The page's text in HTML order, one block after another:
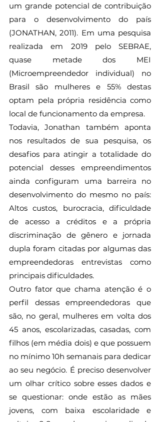
um grande potencial de contribuição
para o desenvolvimento do país
(JONATHAN, 2011). Em uma pesquisa
realizada em 2019 pelo SEBRAE,
quase metade dos MEI
(Microempreendedor individual) no
Brasil são mulheres e 55% destas
optam pela própria residência como
local de funcionamento da empresa.
Todavia, Jonathan também aponta
nos resultados de sua pesquisa, os
desafios para atingir a totalidade do
potencial desses empreendimentos
ainda configuram uma barreira no
desenvolvimento do mesmo no país:
Altos custos, burocracia, dificuldade
de acesso a créditos e a própria
discriminação de gênero e jornada
dupla foram citadas por algumas das
empreendedoras entrevistas como
principais dificuldades.
Outro fator que chama atenção é o
perfil dessas empreendedoras que
são, no geral, mulheres em volta dos
45 anos, escolarizadas, casadas, com
filhos (em média dois) e que possuem
no mínimo 10h semanais para dedicar
ao seu negócio. É preciso desenvolver
um olhar crítico sobre esses dados e
se questionar: onde estão as mães
jovens, com baixa escolaridade e